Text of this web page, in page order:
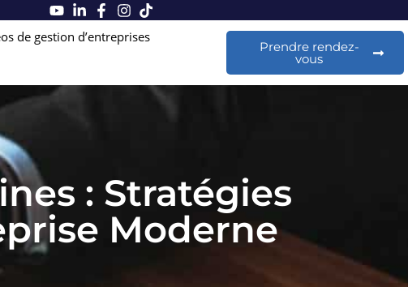
de gestion d’entreprises
Prendre rendez-
vous
: Stratégies
Moderne